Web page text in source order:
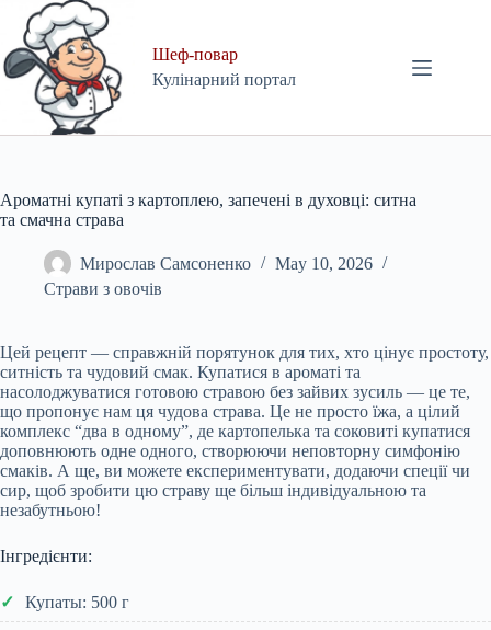
content
Шеф-повар
Кулінарний портал
Ароматні купаті з картоплею, запечені в духовці: ситна
та смачна страва
Мирослав Самсоненко
May 10, 2026
Страви з овочів
Цей рецепт — справжній порятунок для тих, хто цінує простоту,
ситність та чудовий смак. Купатися в ароматі та
насолоджуватися готовою стравою без зайвих зусиль — це те,
що пропонує нам ця чудова страва. Це не просто їжа, а цілий
комплекс “два в одному”, де картопелька та соковиті купатися
доповнюють одне одного, створюючи неповторну симфонію
смаків. А ще, ви можете експериментувати, додаючи спеції чи
сир, щоб зробити цю страву ще більш індивідуальною та
незабутньою!
Інгредієнти:
Купаты: 500 г